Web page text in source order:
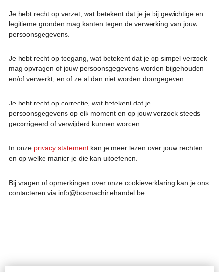
Je hebt recht op verzet, wat betekent dat je je bij gewichtige en
legitieme gronden mag kanten tegen de verwerking van jouw
persoonsgegevens.
Je hebt recht op toegang, wat betekent dat je op simpel verzoek
mag opvragen of jouw persoonsgegevens worden bijgehouden
en/of verwerkt, en of ze al dan niet worden doorgegeven.
Je hebt recht op correctie, wat betekent dat je
persoonsgegevens op elk moment en op jouw verzoek steeds
gecorrigeerd of verwijderd kunnen worden.
In onze privacy statementkan je meer lezen over jouw rechten
en op welke manier je die kan uitoefenen.
Bij vragen of opmerkingen over onze cookieverklaring kan je ons
contacteren via info@bosmachinehandel.be.